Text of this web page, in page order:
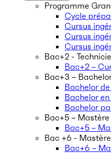
Programme
Cycle
Cursus
Cursus
Cursus
Bac+2 -
Bac+2 –
Bac+3 –
Bachelor
Bachelor
Bachelor
Bac+5 –
Bac+5 –
Bac +6 -
Bac+6 –